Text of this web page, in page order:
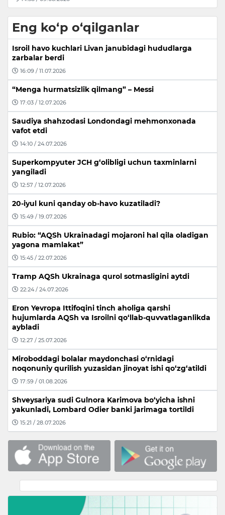
Eng ko‘p o‘qilganlar
Isroil havo kuchlari Livan janubidagi hududlarga
zarbalar berdi
16:09 / 11.07.2026
“Menga hurmatsizlik qilmang” – Messi
17:03 / 12.07.2026
Saudiya shahzodasi Londondagi mehmonxonada
vafot etdi
14:10 / 24.07.2026
Superkompyuter JCH g‘olibligi uchun taxminlarni
yangiladi
12:57 / 12.07.2026
20-iyul kuni qanday ob-havo kuzatiladi?
15:49 / 19.07.2026
Rubio: “AQSh Ukrainadagi mojaroni hal qila oladigan
yagona mamlakat”
15:45 / 22.07.2026
Tramp AQSh Ukrainaga qurol sotmasligini aytdi
22:24 / 24.07.2026
Eron Yevropa Ittifoqini tinch aholiga qarshi
hujumlarda AQSh va Isroilni qo‘llab-quvvatlaganlikda
aybladi
12:27 / 25.07.2026
Miroboddagi bolalar maydonchasi o‘rnidagi
noqonuniy qurilish yuzasidan jinoyat ishi qo‘zg‘atildi
17:59 / 01.08.2026
Shveysariya sudi Gulnora Karimova bo‘yicha ishni
yakunladi, Lombard Odier banki jarimaga tortildi
15:21 / 28.07.2026